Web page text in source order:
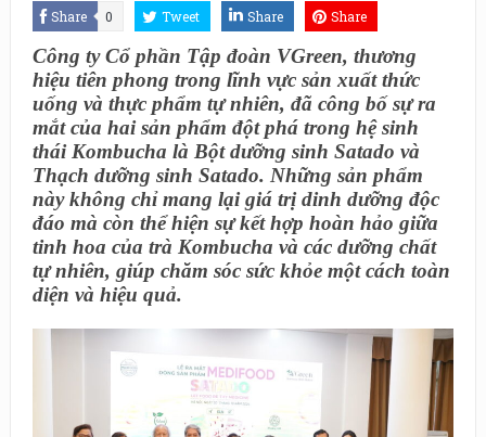
Share 0 Tweet Share Share
Công ty Cổ phần Tập đoàn VGreen, thương
hiệu tiên phong trong lĩnh vực sản xuất thức
uống và thực phẩm tự nhiên, đã công bố sự ra
mắt của hai sản phẩm đột phá trong hệ sinh
thái Kombucha là Bột dưỡng sinh Satado và
Thạch dưỡng sinh Satado. Những sản phẩm
này không chỉ mang lại giá trị dinh dưỡng độc
đáo mà còn thể hiện sự kết hợp hoàn hảo giữa
tinh hoa của trà Kombucha và các dưỡng chất
tự nhiên, giúp chăm sóc sức khỏe một cách toàn
diện và hiệu quả.